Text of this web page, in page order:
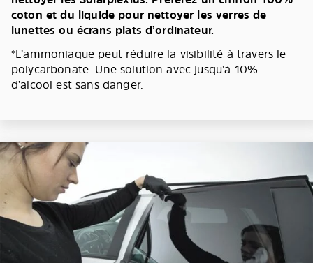
coton et du liquide pour nettoyer les verres de
lunettes ou écrans plats d’ordinateur.
*L’ammoniaque peut réduire la visibilité à travers le
polycarbonate. Une solution avec jusqu’à 10%
d’alcool est sans danger.